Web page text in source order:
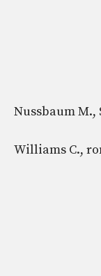
Nussbaum
Williams C.,